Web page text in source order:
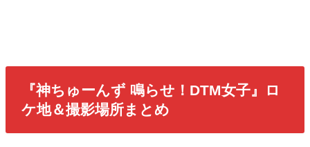
『神ちゅーんず 鳴らせ！DTM女子』ロ
ケ地＆撮影場所まとめ